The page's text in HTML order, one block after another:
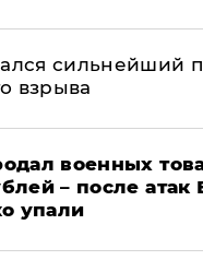
сильнейший
взрыва
военных
– после атак
упали